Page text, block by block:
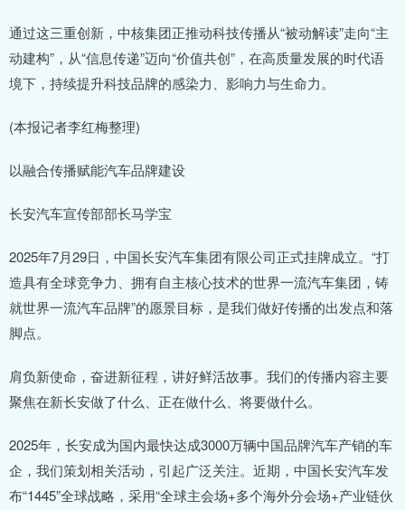
通过这三重创新，中核集团正推动科技传播从“被动解读”走向“主
动建构”，从“信息传递”迈向“价值共创”，在高质量发展的时代语
境下，持续提升科技品牌的感染力、影响力与生命力。
(本报记者李红梅整理)
以融合传播赋能汽车品牌建设
长安汽车宣传部部长马学宝
2025年7月29日，中国长安汽车集团有限公司正式挂牌成立。“打
造具有全球竞争力、拥有自主核心技术的世界一流汽车集团，铸
就世界一流汽车品牌”的愿景目标，是我们做好传播的出发点和落
脚点。
肩负新使命，奋进新征程，讲好鲜活故事。我们的传播内容主要
聚焦在新长安做了什么、正在做什么、将要做什么。
2025年，长安成为国内最快达成3000万辆中国品牌汽车产销的车
企，我们策划相关活动，引起广泛关注。近期，中国长安汽车发
布“1445”全球战略，采用“全球主会场+多个海外分会场+产业链伙